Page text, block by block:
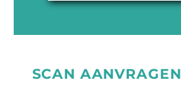
SCAN AANVRAGEN